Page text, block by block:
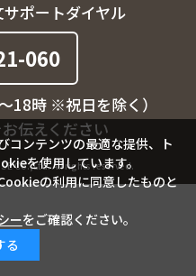
ポートダイヤル
060
18時 ※祝日を除く）
伝えください
Co.,Ltd. All rights reserved.
コンテンツの最適な提供、ト
を使用しています。
の利用に同意したものと
ーをご確認ください。
る